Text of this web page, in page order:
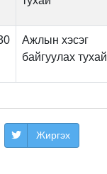
Ажлын хэсэг
байгуулах тухай
Жиргэх